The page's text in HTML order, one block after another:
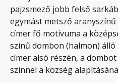
pajzsmező jobb felső
egymást metsző
címer fő motívuma a
színű dombon (halmon)
címer alsó részén, a
színnel a község